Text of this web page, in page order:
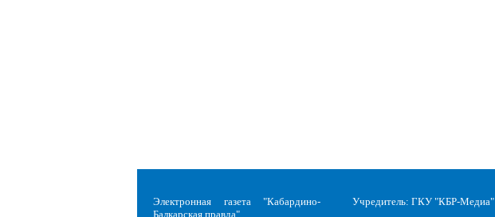
Электронная газета "Кабардино-
Балкарская правда"
Учредитель: ГКУ "КБР-Медиа"